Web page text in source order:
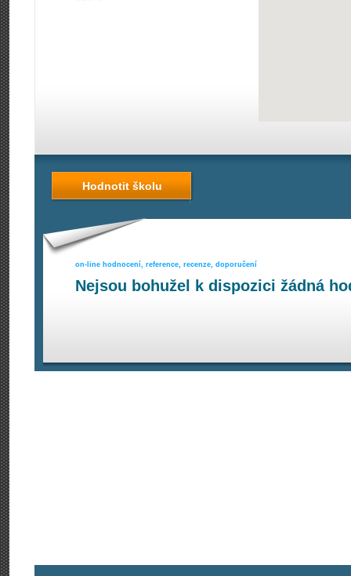
Hodnotit školu
on-line hodnocení, reference, recenze, doporučení
Nejsou bohužel k dispozici žádná